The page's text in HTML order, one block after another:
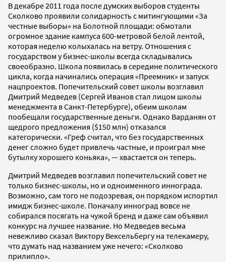
В декабре 2011 года после думских выборов студенты
Сколково проявили солидарность с митингующими «За
честные выборы» на Болотной площади: обмотали
огромное здание кампуса 600-метровой белой лентой,
которая неделю колыхалась на ветру. Отношения с
государством у бизнес-школы всегда складывались
своеобразно. Школа появилась в середине политического
цикла, когда начинались операция «Преемник» и запуск
нацпроектов. Попечительский совет школы возглавил
Дмитрий Медведев (Сергей Иванов стал лицом школы
менеджмента в Санкт-Петербурге), обеим школам
пообещали государственные деньги. Однако Варданян от
щедрого предложения ($150 млн) отказался
категорически. «Греф считал, что без государственных
денег сложно будет привлечь частные, и проиграл мне
бутылку хорошего коньяка», — хвастается он теперь.
Дмитрий Медведев возглавил попечительский совет не
только бизнес-школы, но и одноименного иннограда.
Возможно, сам того не подозревая, он порядком испортил
имидж бизнес-школе. Поначалу инноград вовсе не
собирался посягать на чужой бренд и даже сам объявил
конкурс на лучшее название. Но Медведев весьма
невежливо сказал Виктору Вексельбергу на телекамеру,
что думать над названием уже нечего: «Сколково
прилипло».